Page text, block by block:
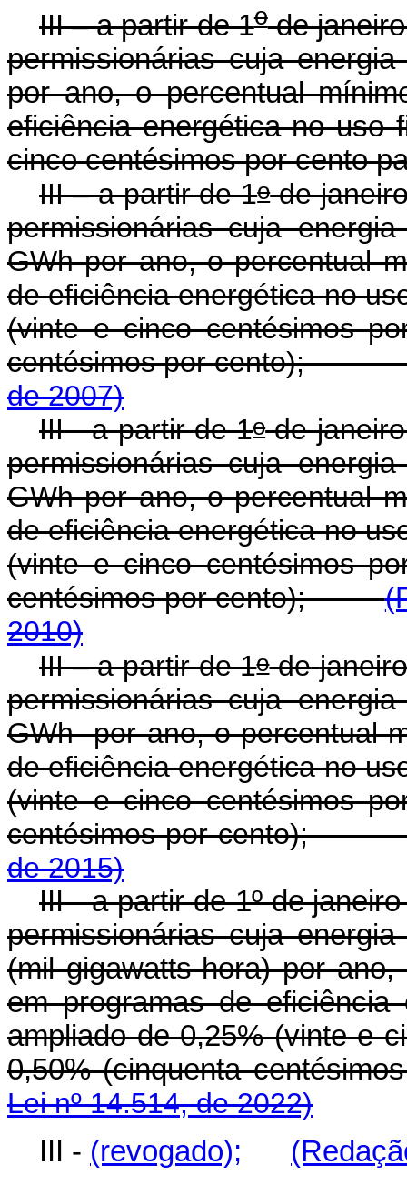
III – a partir de 1ode
permissionárias cuja
por ano, o percentual
eficiência energética no uso
cinco centésimos por cento
III – a partir de 1ode
permissionárias cuja
GWh por ano, o percentual
de eficiência energética no
(vinte e cinco centésimos
centésimos por
de 2007)
III - a partir de 1ode janeiro
permissionárias cuja
GWh por ano, o percentual
de eficiência energética no
(vinte e cinco centésimos
centésimos por cento);
2010)
III – a partir de 1ode
permissionárias cuja
GWh por ano, o percentual
de eficiência energética no
(vinte e cinco centésimos
centésimos por
de 2015)
III - a partir de 1º de
permissionárias cuja
(mil gigawatts-hora) por
em programas de
ampliado de 0,25% (vinte e
0,50% (cinquenta
Lei nº 14.514, de 2022)
III - (revogado);